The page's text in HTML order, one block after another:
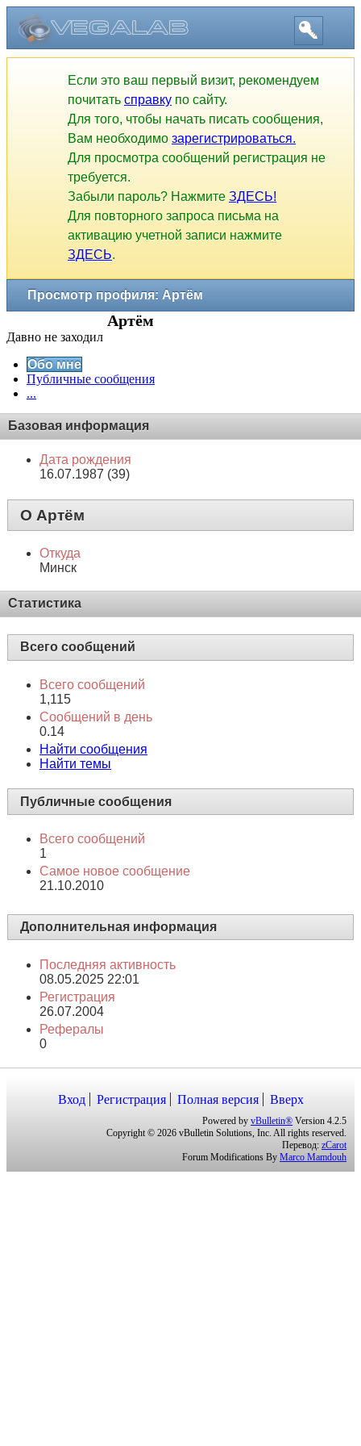
Если это ваш первый визит, рекомендуем
почитать справку по сайту.
Для того, чтобы начать писать сообщения,
Вам необходимо зарегистрироваться.
Для просмотра сообщений регистрация не
требуется.
Забыли пароль? Нажмите ЗДЕСЬ!
Для повторного запроса письма на
активацию учетной записи нажмите
ЗДЕСЬ.
Просмотр профиля: Артём
Артём
Обо мне
Публичные сообщения
...
Базовая информация
16.07.1987 (39)
О Артём
Откуда
Минск
Статистика
Всего сообщений
Всего сообщений
1,115
Сообщений в день
0.14
Найти темы
Публичные сообщения
Всего сообщений
1
Дополнительная информация
Последняя активность
08.05.2025
Регистрация
26.07.2004
Регистрация Полная версия Вверх
Powered byvBulletin®Version 4.2.5